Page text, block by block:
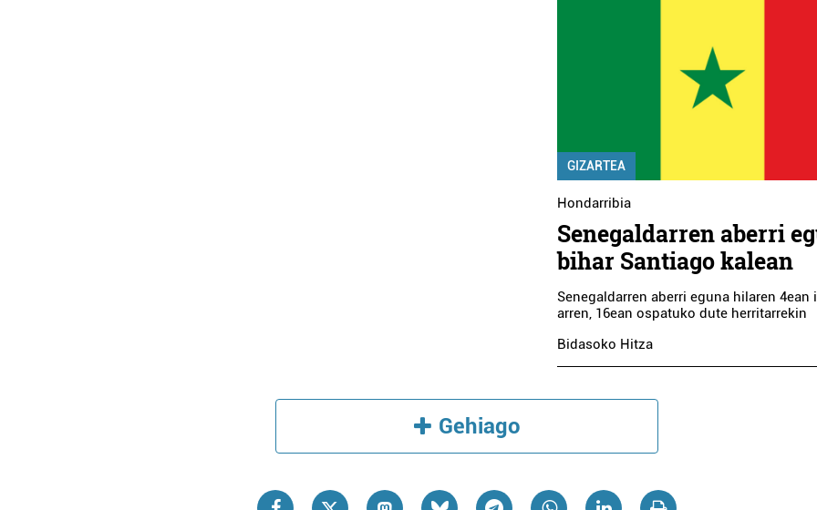
GIZARTEA
Hondarribia
Senegaldarren aberri
bihar Santiago kalean
Senegaldarren aberri eguna hilaren 4ean
arren, 16ean ospatuko dute herritarrekin
Bidasoko Hitza
Gehiago